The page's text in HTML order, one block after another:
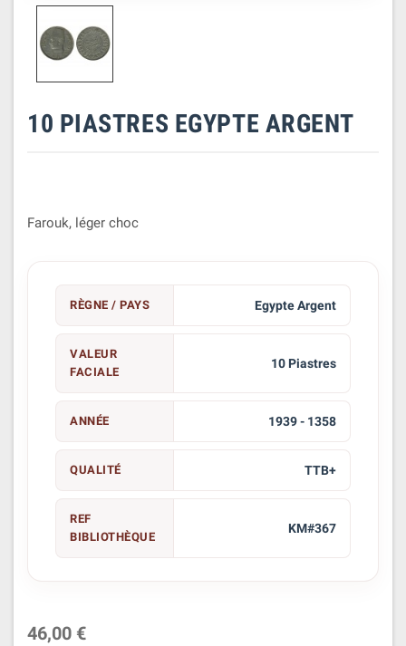
10 PIASTRES EGYPTE ARGENT
Farouk, léger choc
RÈGNE / PAYS Egypte Argent
VALEUR
FACIALE
10 Piastres
ANNÉE 1939 - 1358
QUALITÉ TTB+
REF
BIBLIOTHÈQUE
KM#367
46,00 €